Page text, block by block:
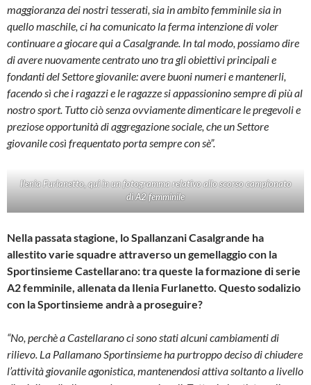
maggioranza dei nostri tesserati, sia in ambito femminile sia in
quello maschile, ci ha comunicato la ferma intenzione di voler
continuare a giocare qui a Casalgrande. In tal modo, possiamo dire
di avere nuovamente centrato uno tra gli obiettivi principali e
fondanti del Settore giovanile: avere buoni numeri e mantenerli,
facendo sì che i ragazzi e le ragazze si appassionino sempre di più al
nostro sport. Tutto ciò senza ovviamente dimenticare le pregevoli e
preziose opportunità di aggregazione sociale, che un Settore
giovanile così frequentato porta sempre con sè”.
Ilenia Furlanetto, qui in un fotogramma relativo allo scorso campionato
di A2 femminile
Nella passata stagione, lo Spallanzani Casalgrande ha
allestito varie squadre attraverso un gemellaggio con la
Sportinsieme Castellarano: tra queste la formazione di serie
A2 femminile, allenata da Ilenia Furlanetto. Questo sodalizio
con la Sportinsieme andrà a proseguire?
“No, perchè a Castellarano ci sono stati alcuni cambiamenti di
rilievo. La Pallamano Sportinsieme ha purtroppo deciso di chiudere
l’attività giovanile agonistica, mantenendosi attiva soltanto a livello